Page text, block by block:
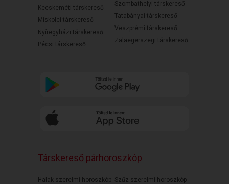
Kecskeméti társkereső
Miskolci társkereső
Nyíregyházi társkereső
Pécsi társkereső
Szombathelyi társkereső
Tatabányai társkereső
Veszprémi társkereső
Zalaegerszegi társkereső
Társkereső párhoroszkóp
Halak szerelmi horoszkóp Szűz szerelmi horoszkóp